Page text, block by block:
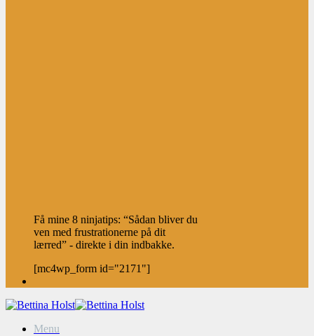
Få mine 8 ninjatips: “Sådan bliver du
ven med frustrationerne på dit
lærred” - direkte i din indbakke.
[mc4wp_form id="2171"]
Menu